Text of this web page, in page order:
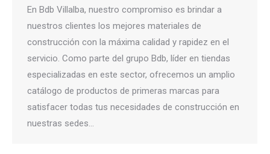
En Bdb Villalba, nuestro compromiso es brindar a
nuestros clientes los mejores materiales de
construcción con la máxima calidad y rapidez en el
servicio. Como parte del grupo Bdb, líder en tiendas
especializadas en este sector, ofrecemos un amplio
catálogo de productos de primeras marcas para
satisfacer todas tus necesidades de construcción en
nuestras sedes…